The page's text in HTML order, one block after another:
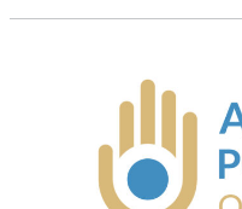
различных упражнениях